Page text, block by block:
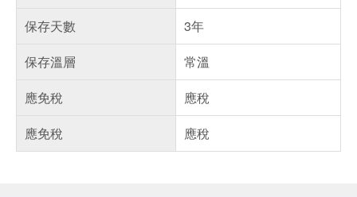
保存天數
3年
保存溫層
常溫
應免稅
應稅
應免稅
應稅